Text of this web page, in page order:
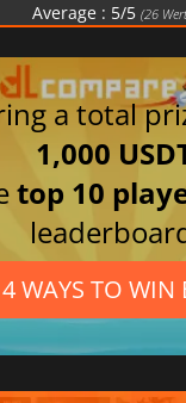
Average : 5/5 (26
a total
1,000
top 10
4 WAYS TO WIN